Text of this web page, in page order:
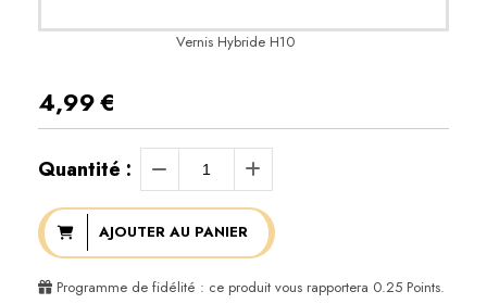
Vernis Hybride H10
4,99€
Quantité :
AJOUTER AU PANIER
Programme de fidélité : ce produit vous rapportera 0.25 Points.